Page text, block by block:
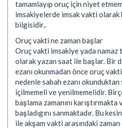
tamamlayıp oruç için niyet
imsakiyelerde imsak vakti olarak
bilgisidir..
Oruç vakti ne zaman başlar
Oruç vakti imsakiye yada namaz
olarak yazan saat ile başlar. Bir
ezanı okunmadan önce oruç
nedenle sabah ezanı
içilmemeli ve yenilmemelidir.
başlama zamanını
başladıgını sanmaktadır. Bu
ile akşam vakti arasındaki